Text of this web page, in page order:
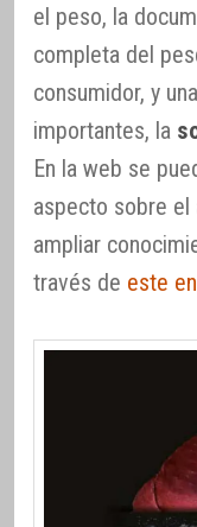
el peso, la
completa del
consumidor, y
importantes, la
En la web se
aspecto sobre el
ampliar
través de este